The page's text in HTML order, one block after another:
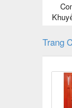
Trang